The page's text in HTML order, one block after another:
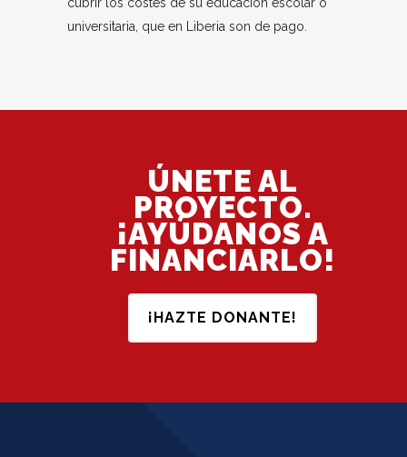
universitaria, que en Liberia son de pago.
ÚNETE AL
PROYECTO.
¡AYÚDANOS A
FINANCIARLO!
¡HAZTE DONANTE!